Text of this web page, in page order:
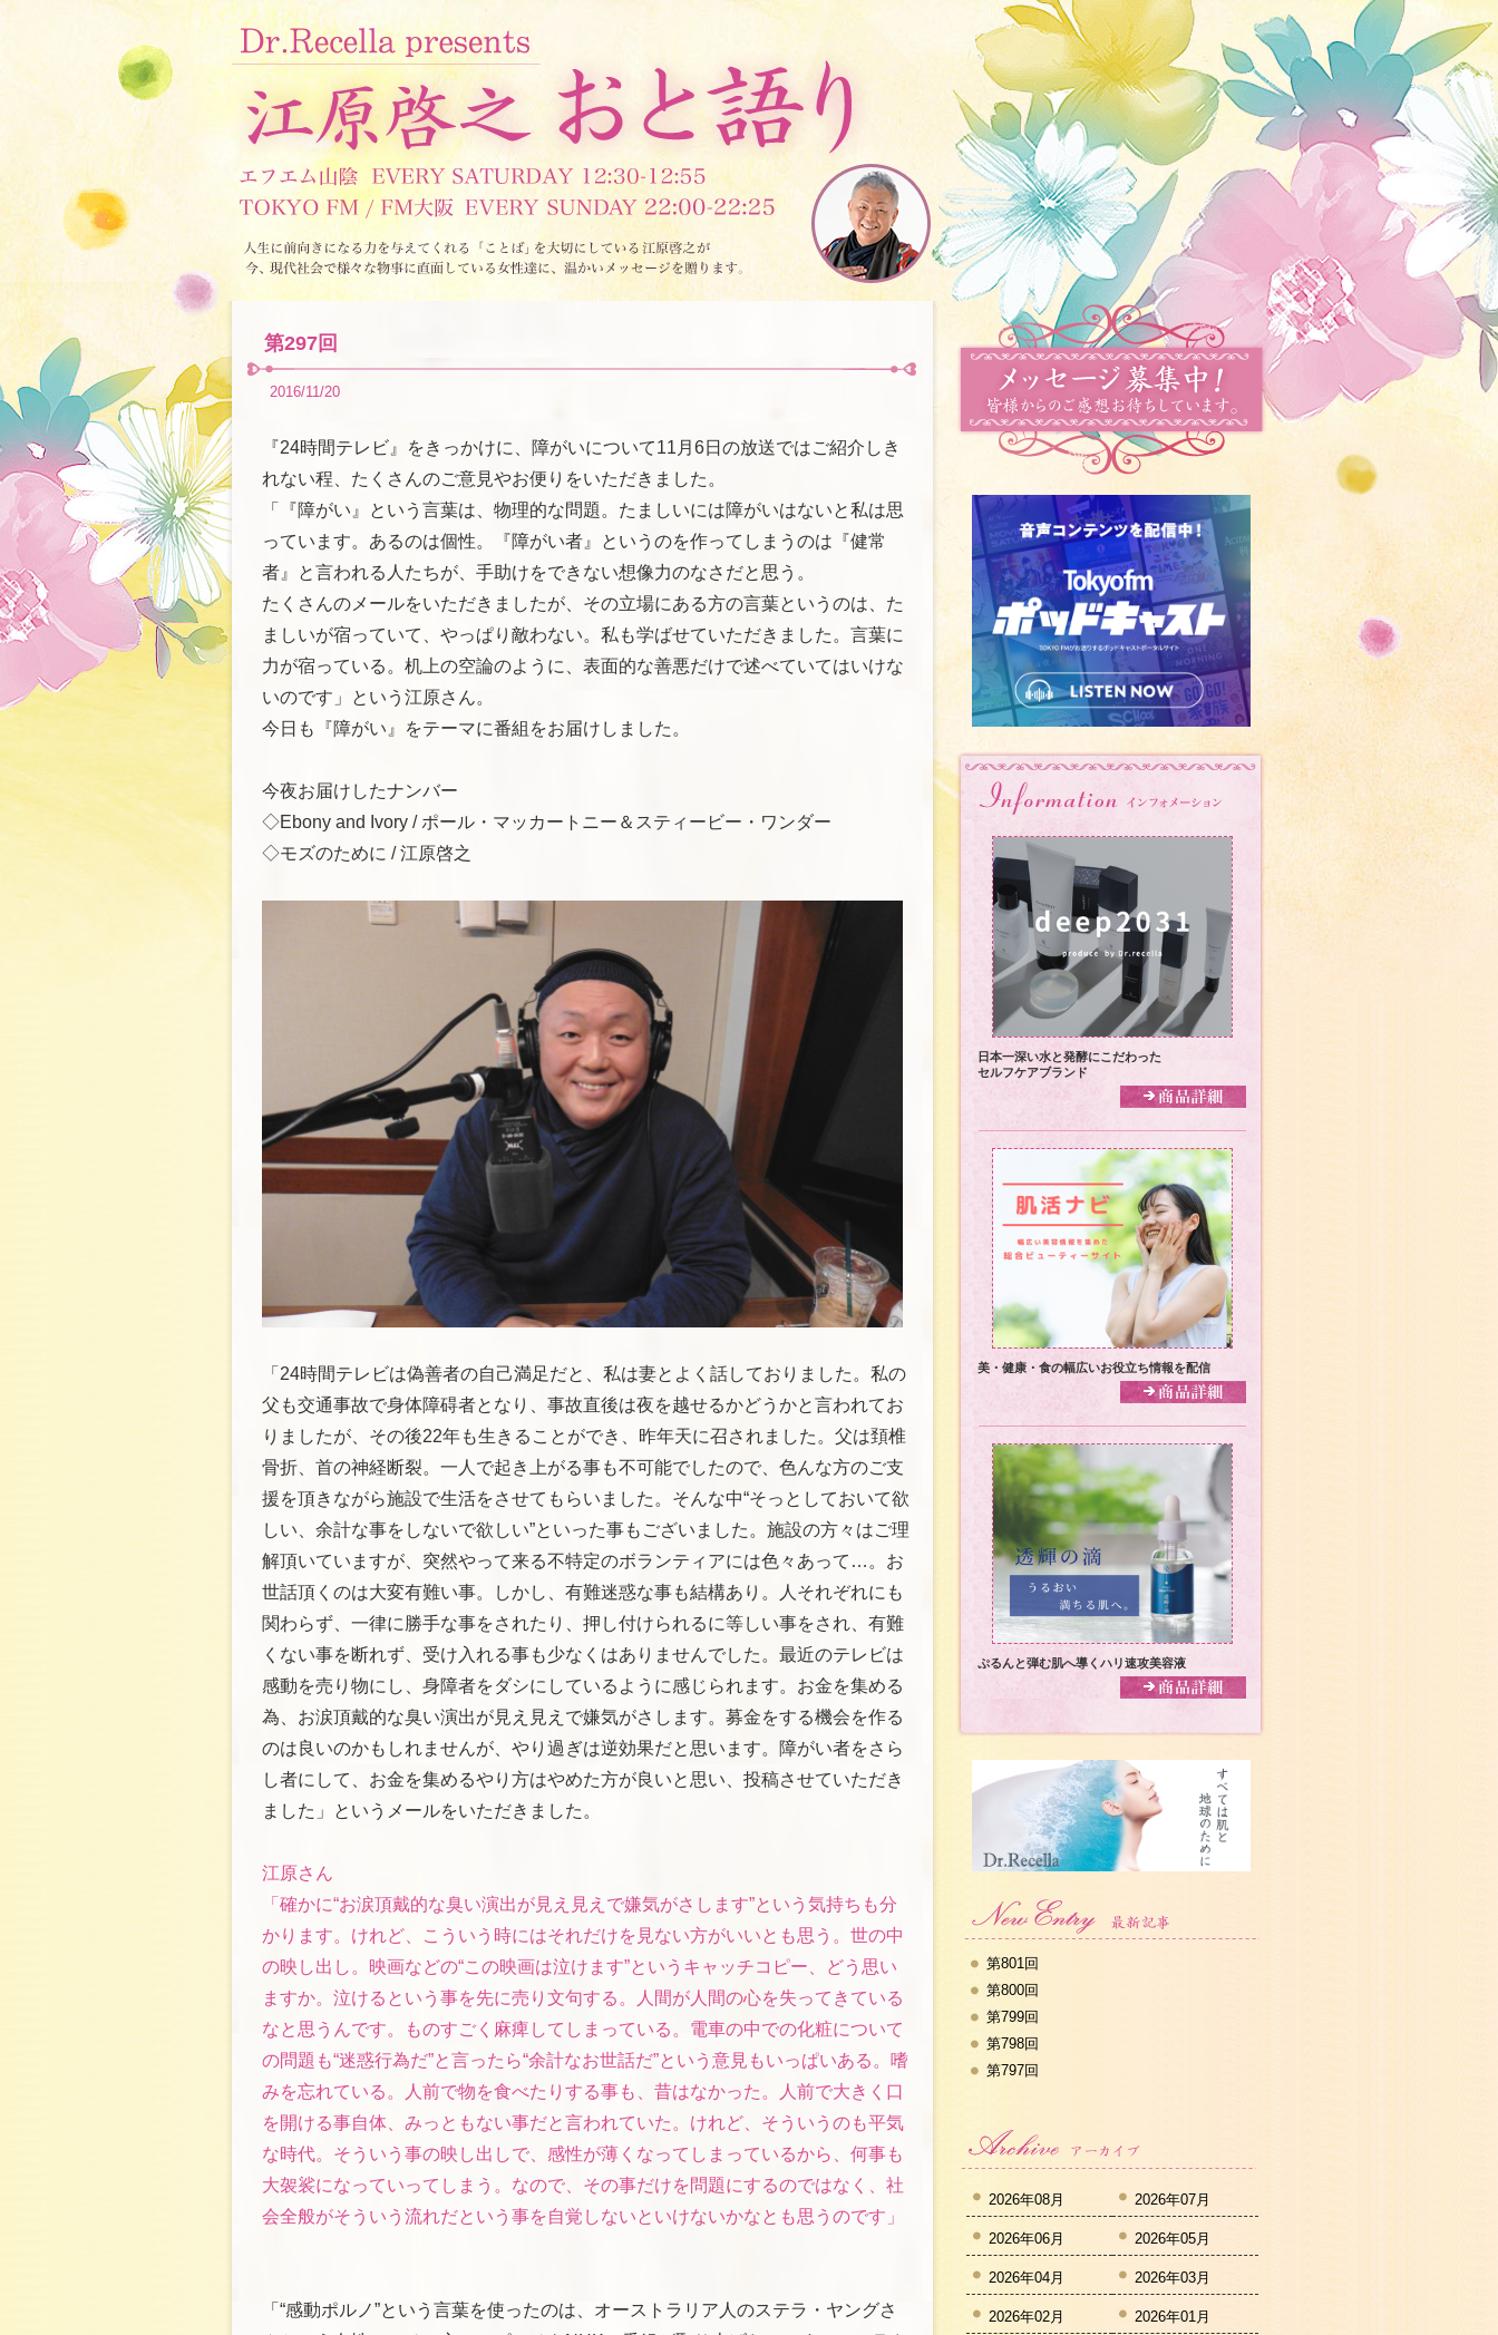
第297回
2016/11/20
『24時間テレビ』をきっかけに、障がいについて11月6日の放送ではご紹介しき
れない程、たくさんのご意見やお便りをいただきました。
「『障がい』という言葉は、物理的な問題。たましいには障がいはないと私は思
っています。あるのは個性。『障がい者』というのを作ってしまうのは『健常
者』と言われる人たちが、手助けをできない想像力のなさだと思う。
たくさんのメールをいただきましたが、その立場にある方の言葉というのは、た
ましいが宿っていて、やっぱり敵わない。私も学ばせていただきました。言葉に
力が宿っている。机上の空論のように、表面的な善悪だけで述べていてはいけな
いのです」という江原さん。
今日も『障がい』をテーマに番組をお届けしました。
今夜お届けしたナンバー
◇Ebony and Ivory / ポール・マッカートニー＆スティービー・ワンダー
◇モズのために / 江原啓之
「24時間テレビは偽善者の自己満足だと、私は妻とよく話しておりました。私の
父も交通事故で身体障碍者となり、事故直後は夜を越せるかどうかと言われてお
りましたが、その後22年も生きることができ、昨年天に召されました。父は頚椎
骨折、首の神経断裂。一人で起き上がる事も不可能でしたので、色んな方のご支
援を頂きながら施設で生活をさせてもらいました。そんな中“そっとしておいて欲
しい、余計な事をしないで欲しい”といった事もございました。施設の方々はご理
解頂いていますが、突然やって来る不特定のボランティアには色々あって…。お
世話頂くのは大変有難い事。しかし、有難迷惑な事も結構あり。人それぞれにも
関わらず、一律に勝手な事をされたり、押し付けられるに等しい事をされ、有難
くない事を断れず、受け入れる事も少なくはありませんでした。最近のテレビは
感動を売り物にし、身障者をダシにしているように感じられます。お金を集める
為、お涙頂戴的な臭い演出が見え見えで嫌気がさします。募金をする機会を作る
のは良いのかもしれませんが、やり過ぎは逆効果だと思います。障がい者をさら
し者にして、お金を集めるやり方はやめた方が良いと思い、投稿させていただき
ました」というメールをいただきました。
江原さん
「確かに“お涙頂戴的な臭い演出が見え見えで嫌気がさします”という気持ちも分
かります。けれど、こういう時にはそれだけを見ない方がいいとも思う。世の中
の映し出し。映画などの“この映画は泣けます”というキャッチコピー、どう思い
ますか。泣けるという事を先に売り文句する。人間が人間の心を失ってきている
なと思うんです。ものすごく麻痺してしまっている。電車の中での化粧について
の問題も“迷惑行為だ”と言ったら“余計なお世話だ”という意見もいっぱいある。嗜
みを忘れている。人前で物を食べたりする事も、昔はなかった。人前で大きく口
を開ける事自体、みっともない事だと言われていた。けれど、そういうのも平気
な時代。そういう事の映し出しで、感性が薄くなってしまっているから、何事も
大袈裟になっていってしまう。なので、その事だけを問題にするのではなく、社
会全般がそういう流れだという事を自覚しないといけないかなとも思うのです」
「“感動ポルノ”という言葉を使ったのは、オーストラリア人のステラ・ヤングさ
日本一深い水と発酵にこだわった
セルフケアブランド
美・健康・食の幅広いお役立ち情報を配信
ぷるんと弾む肌へ導くハリ速攻美容液
第801回
第800回
第799回
第798回
第797回
2026年08月 2026年07月
2026年06月 2026年05月
2026年04月 2026年03月
2026年02月 2026年01月